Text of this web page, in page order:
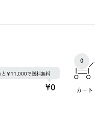
と￥11,000で送料無料
¥0 カート
0